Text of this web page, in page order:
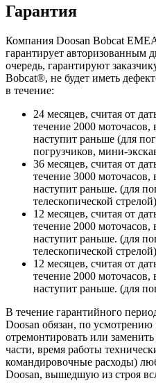
Гарантия
Компания Doosan Bobcat
гарантирует авторизованным
очередь, гарантируют
Bobcat®, не будет иметь
в течение:
24 месяцев, считая от
течение 2000 моточасов,
наступит раньше (для
погрузчиков, мини-
36 месяцев, считая от
течение 3000 моточасов,
наступит раньше. (для
телескопической
12 месяцев, считая от
течение 2000 моточасов,
наступит раньше. (для
телескопической
12 месяцев, считая от
течение 2000 моточасов,
наступит раньше. (для
В течение гарантийного
Doosan обязан, по
отремонтировать или
части, время работы
командировочные расходы)
Doosan, вышедшую из строя